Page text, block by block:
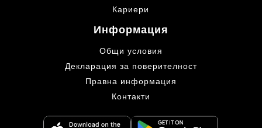
Кариери
Информация
Общи условия
Декларация за поверителност
Правна информация
Контакти